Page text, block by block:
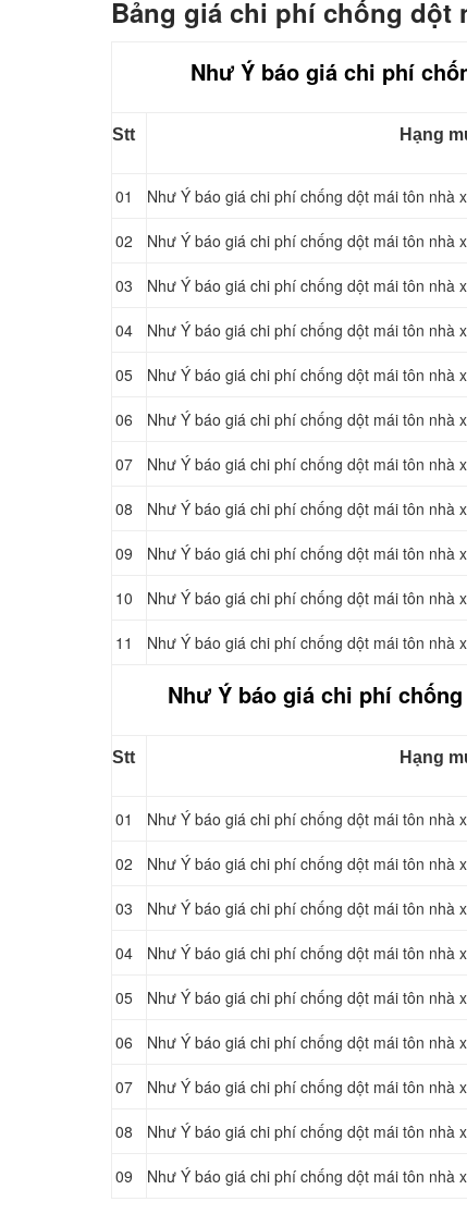
Bảng giá chi phí chống dột
Như Ý báo giá chi phí
Stt Hạng
01 Như Ý báo giá chi phí chống dột mái tôn nhà
02 Như Ý báo giá chi phí chống dột mái tôn nhà
03 Như Ý báo giá chi phí chống dột mái tôn nhà
04 Như Ý báo giá chi phí chống dột mái tôn nhà
05 Như Ý báo giá chi phí chống dột mái tôn nhà
06 Như Ý báo giá chi phí chống dột mái tôn nhà
07 Như Ý báo giá chi phí chống dột mái tôn nhà
08 Như Ý báo giá chi phí chống dột mái tôn nhà
09 Như Ý báo giá chi phí chống dột mái tôn nhà
10 Như Ý báo giá chi phí chống dột mái tôn nhà
11 Như Ý báo giá chi phí chống dột mái tôn nhà
Như Ý báo giá chi phí
Stt Hạng
01 Như Ý báo giá chi phí chống dột mái tôn nhà
02 Như Ý báo giá chi phí chống dột mái tôn nhà
03 Như Ý báo giá chi phí chống dột mái tôn nhà
04 Như Ý báo giá chi phí chống dột mái tôn nhà
05 Như Ý báo giá chi phí chống dột mái tôn nhà
06 Như Ý báo giá chi phí chống dột mái tôn nhà
07 Như Ý báo giá chi phí chống dột mái tôn nhà
08 Như Ý báo giá chi phí chống dột mái tôn nhà
09 Như Ý báo giá chi phí chống dột mái tôn nhà